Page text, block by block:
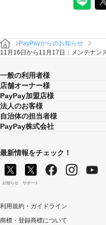
PayPayからのお知らせ
11月16日から11月17日：メンテナン
一般の利用者様
店舗オーナー様
PayPay加盟店様
法人のお客様
自治体の担当者様
PayPay株式会社
最新情報をチェック！
お知らせ サポート
利用規約・ガイドライン
商標・登録商標について